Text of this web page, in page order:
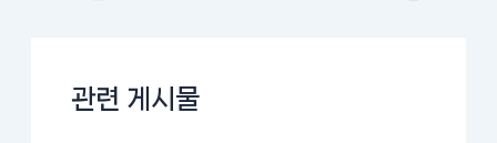
관련 게시물